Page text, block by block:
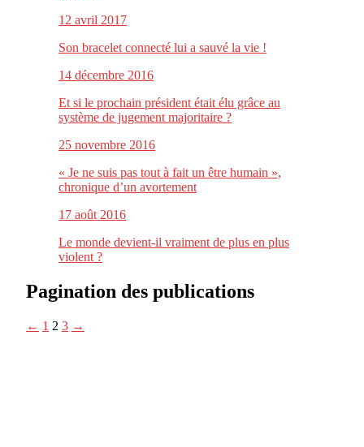
12 avril 2017
Son bracelet connecté lui a sauvé la vie !
14 décembre 2016
Et si le prochain président était élu grâce au
système de jugement majoritaire ?
25 novembre 2016
« Je ne suis pas tout à fait un être humain »,
chronique d’un avortement
17 août 2016
Le monde devient-il vraiment de plus en plus
violent ?
Pagination des publications
← 1 2 3 →